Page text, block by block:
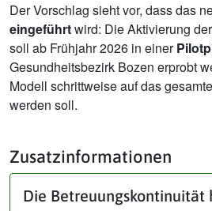
Der Vorschlag sieht vor, dass das
eingeführtwird: Die Aktivierung
soll ab Frühjahr 2026 in einer
Gesundheitsbezirk Bozen erprobt
Modell schrittweise auf das
werden soll.
Zusatzinformationen
Die Betreuungskontinuität